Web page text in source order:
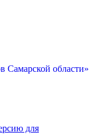
Самарской области»
для